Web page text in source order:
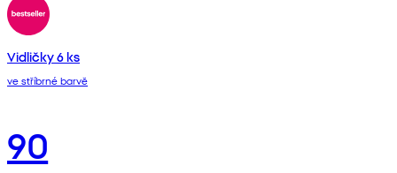
Vidličky 6 ks
ve stříbrné barvě
90